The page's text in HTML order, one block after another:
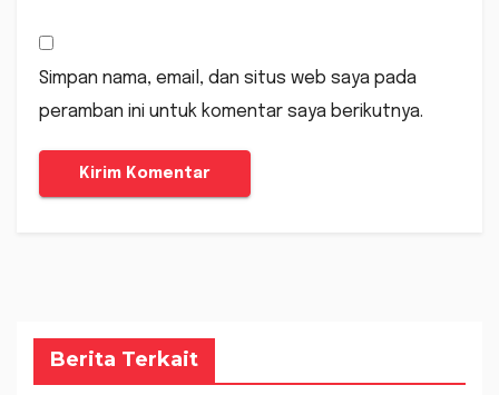
Simpan nama, email, dan situs web saya pada
peramban ini untuk komentar saya berikutnya.
Berita Terkait